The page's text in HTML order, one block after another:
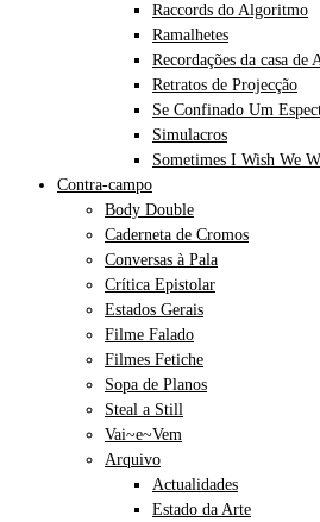
Raccords do Algoritmo
Ramalhetes
Recordações da casa de
Retratos de Projecção
Se Confinado Um
Simulacros
Sometimes I Wish We
Contra-campo
Body Double
Caderneta de Cromos
Conversas à Pala
Crítica Epistolar
Estados Gerais
Filme Falado
Filmes Fetiche
Sopa de Planos
Steal a Still
Vai~e~Vem
Arquivo
Actualidades
Estado da Arte